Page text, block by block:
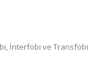
İnterfobi ve Transfobi